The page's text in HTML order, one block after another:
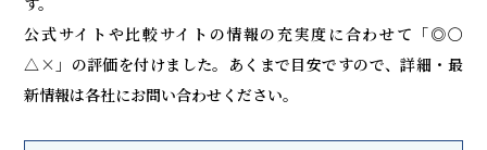
公式サイトや比較サイトの情報の充実度に合わせて「◎〇
△×」の評価を付けました。あくまで目安ですので、詳細・最
新情報は各社にお問い合わせください。